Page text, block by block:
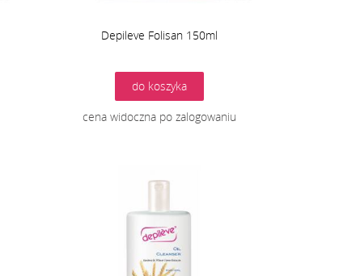
Depileve Folisan 150ml
do koszyka
cena widoczna po zalogowaniu